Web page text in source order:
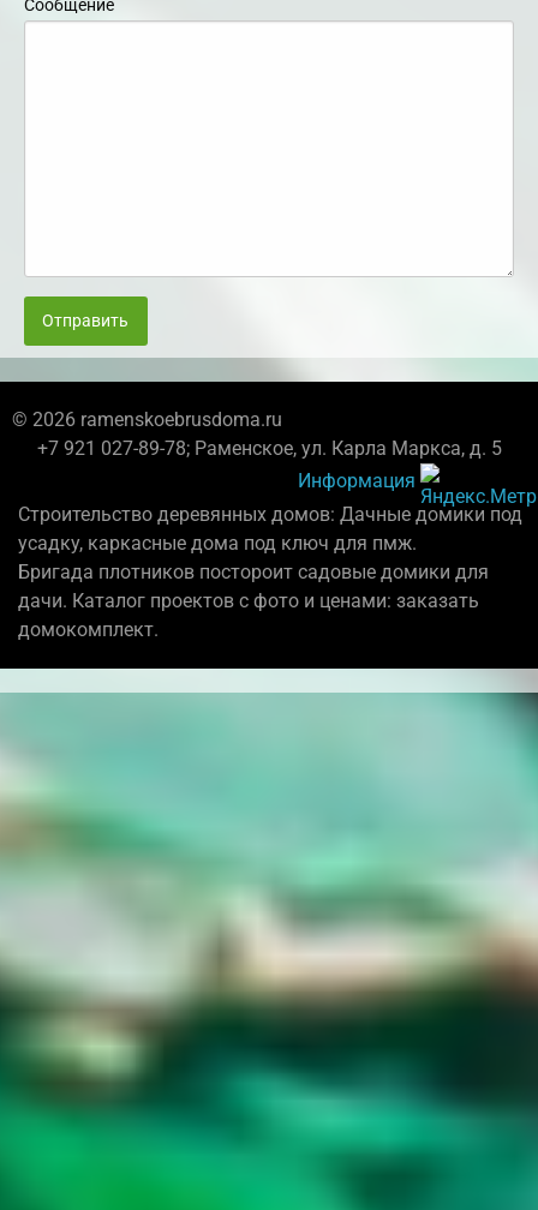
Сообщение
Отправить
© 2026 ramenskoebrusdoma.ru
+7 921 027-89-78; Раменское, ул. Карла Маркса, д. 5
Информация
Строительство деревянных домов: Дачные домики под
усадку, каркасные дома под ключ для пмж.
Бригада плотников постороит садовые домики для
дачи. Каталог проектов с фото и ценами: заказать
домокомплект.